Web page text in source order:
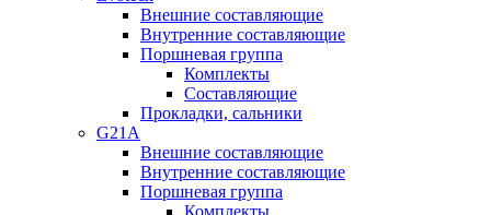
Внешние составляющие
Внутренние составляющие
Поршневая группа
Комплекты
Составляющие
Прокладки, сальники
G21A
Внешние составляющие
Внутренние составляющие
Поршневая группа
Комплекты